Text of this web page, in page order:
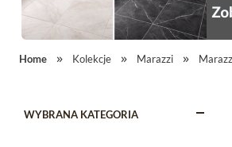
Home Kolekcje Marazzi
WYBRANA KATEGORIA